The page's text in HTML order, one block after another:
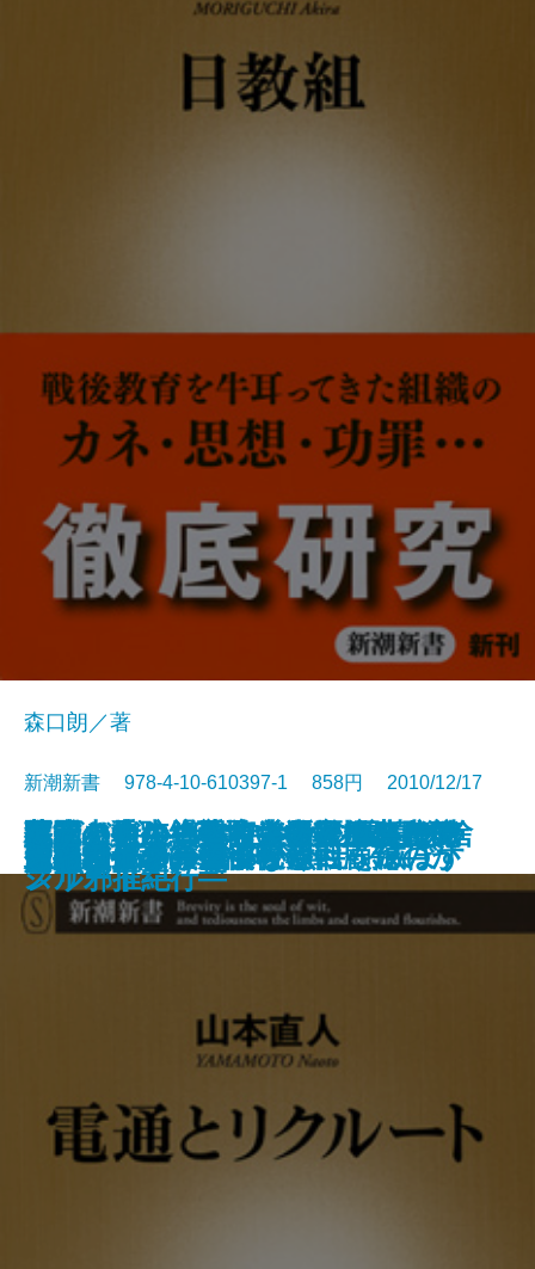
改築上手―「心地いい家」のヒン
ト52―
エコ論争の真贋
葬式をしない寺―大阪・應典院の
挑戦―
幕末バトル・ロワイヤル 慶喜の捨
て身
アフリカ―資本主義最後のフロン
ティア―
冤罪の軌跡―弘前大学教授夫人殺
害事件―
人間の往生―看取りの医師が考え
る―
迷える者の禅修行―ドイツ人住職
が見た日本仏教―
やめないよ
日教組
森口朗／著
新潮新書 978-4-10-610397-1 858円 2010/12/17
新書電子書籍あり
電通とリクルート
復活の力―絶望を栄光にかえたア
スリート―
大本営参謀は戦後何と戦ったのか
マネジメント信仰が会社を滅ぼす
茶―利休と今をつなぐ―
知的余生の方法
政治とカネ―海部俊樹回顧録―
速記者たちの国会秘録
さらば脳ブーム
ハゲとビキニとサンバの国―ブラ
ジル邪推紀行―